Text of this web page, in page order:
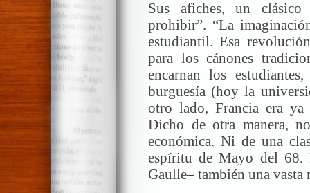
Sus afiches, un
prohibir”. “La
estudiantil. Esa
para los cánones
encarnan los
burguesía (hoy la
otro lado, Francia era ya
Dicho de otra manera,
económica. Ni de una
espíritu de Mayo del 68.
Gaulle– también una vasta